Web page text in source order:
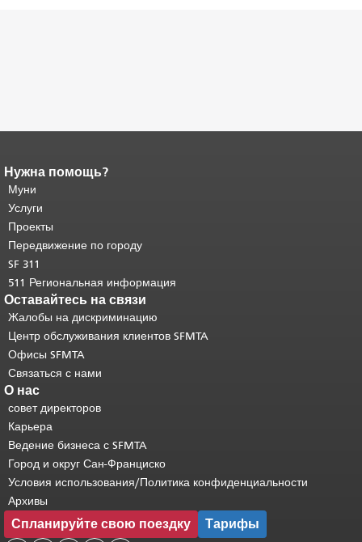
Конец содержимого
страницы.
страницы повторяется на каждой
странице.
основного содержимого .
Нужна помощь?
Муни
Услуги
Проекты
Передвижение по городу
SF 311
511 Региональная информация
Оставайтесь на связи
Жалобы на дискриминацию
Центр обслуживания клиентов SFMTA
Офисы SFMTA
Связаться с нами
О нас
совет директоров
Карьера
Ведение бизнеса с SFMTA
Город и округ Сан-Франциско
Условия использования/Политика конфиденциальности
Архивы
Спланируйте свою поездку Тарифы